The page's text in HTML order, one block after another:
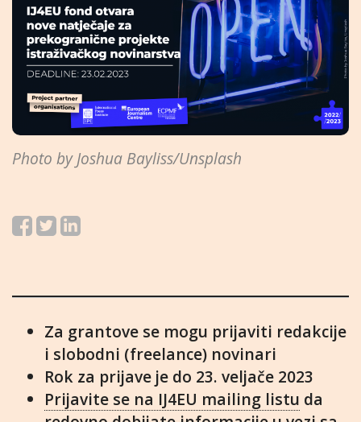
Photo by Joshua Bayliss/Unsplash
Za grantove se mogu prijaviti redakcije
i slobodni (freelance) novinari
Rok za prijave je do 23. veljače 2023
Prijavite se na IJ4EU mailing listu da